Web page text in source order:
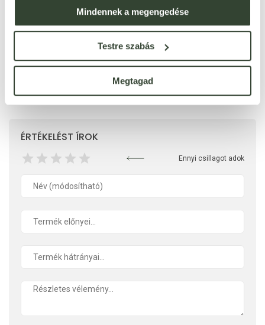
Mindennek a megengedése
Testre szabás
Megtagad
Ezt a terméket még senki nem értékelte. Legyél Te az
első!
ÉRTÉKELÉST ÍROK
Ennyi csillagot adok